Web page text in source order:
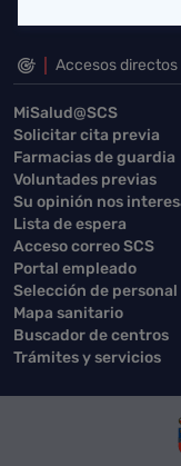
Accesos directos
MiSalud@SCS
Solicitar cita previa
Farmacias de guardia
Voluntades previas
Su opinión nos
Lista de espera
Acceso correo SCS
Portal empleado
Selección de personal
Mapa sanitario
Buscador de centros
Trámites y servicios